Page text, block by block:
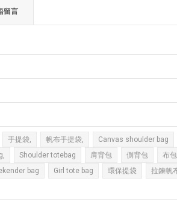
留言
手提袋, 帆布手提袋, Canvas shoulder bag
Shoulder totebag 肩背包 側背包 布包
bag Girl tote bag 環保提袋 拉鍊帆